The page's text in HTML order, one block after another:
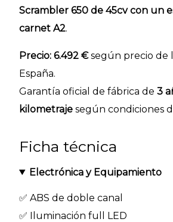
Scrambler 650 de 45cv con un
carnet A2.
Precio: 6.492 €según precio de
España.
Garantía oficial de fábrica de 3
kilometraje según condiciones
Ficha técnica
Electrónica y Equipamiento
✅ ABS de doble canal
✅ Iluminación full LED